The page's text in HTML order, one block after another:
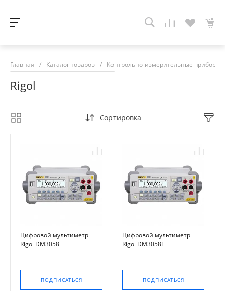
Главная / Каталог товаров / Контрольно-измерительные приборы
Rigol
Сортировка
Цифровой мультиметр
Rigol DM3058
ПОДПИСАТЬСЯ
Цифровой мультиметр
Rigol DM3058E
ПОДПИСАТЬСЯ